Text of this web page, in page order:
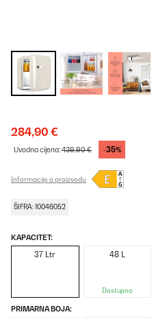
284,90 €
Uvodna cijena:439,90 € -35%
Informacije o proizvodu
ŠIFRA: 10046052
KAPACITET:
37 Ltr 48 L
Dostupno
PRIMARNA BOJA: